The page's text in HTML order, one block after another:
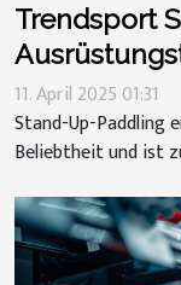
Trendsport
Vorteile
11. April 2025 01:31
Stand-Up-Paddling
Beliebtheit und ist